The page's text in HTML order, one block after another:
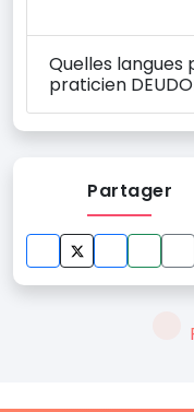
Quelles langues
praticien
Partager